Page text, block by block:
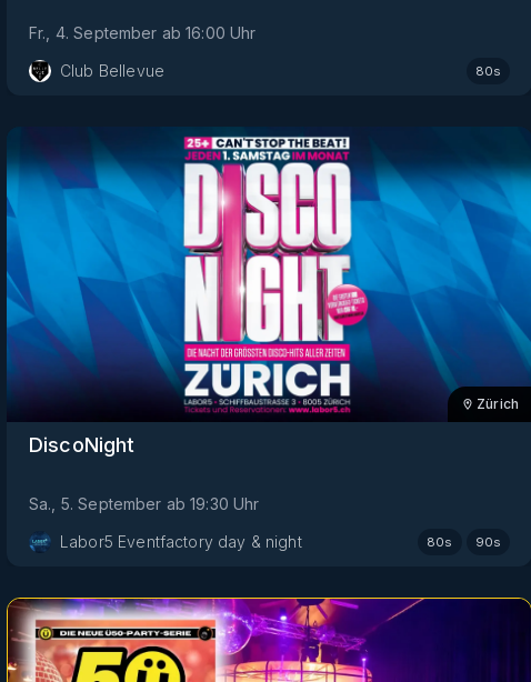
Fr., 4. September ab 16:00 Uhr
Club Bellevue
80s
Zürich
DiscoNight
Sa., 5. September ab 19:30 Uhr
Labor5 Eventfactory day & night
80s 90s